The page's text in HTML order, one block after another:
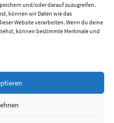
und/oder darauf zuzugreifen.
können wir Daten wie das
Website verarbeiten. Wenn du deine
können bestimmte Merkmale und